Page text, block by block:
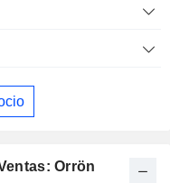
Orrön